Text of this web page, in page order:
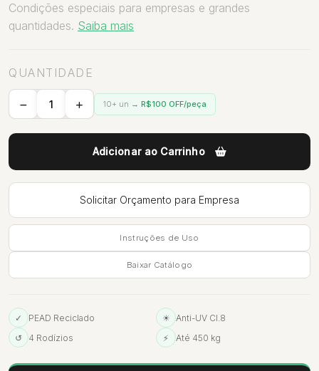
Condições especiais para empresas e grandes
quantidades. Saiba mais
QUANTIDADE
10+ un → R$100 OFF/peça
Adicionar ao Carrinho
Solicitar Orçamento para Empresa
Instruções de Uso
Baixar Catálogo
✓ PEAD Reciclado ☀
Anti-UV Cl.8
↺
4 Rodízios ⚡ Até 450 kg